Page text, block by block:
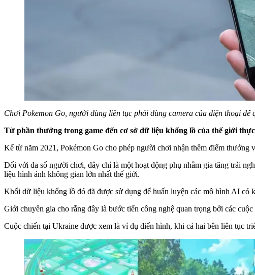
Chơi Pokemon Go, người dùng liên tục phải dùng camera của điện thoại
Từ phần thưởng trong game đến cơ sở dữ liệu khổng lồ của thế giới thực
Kể từ năm 2021, Pokémon Go cho phép người chơi nhận thêm điểm thưởng
Đối với đa số người chơi, đây chỉ là một hoạt động phụ nhằm gia tăng trải
liệu hình ảnh không gian lớn nhất thế giới.
Khối dữ liệu khổng lồ đó đã được sử dụng để huấn luyện các mô hình AI
Giới chuyên gia cho rằng đây là bước tiến công nghệ quan trọng bởi các
Cuộc chiến tại Ukraine được xem là ví dụ điển hình, khi cả hai bên liên tục